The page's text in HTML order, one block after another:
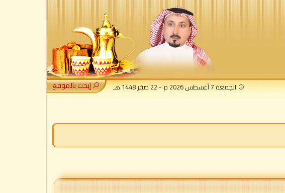
إبحث بالموقع
الجمعة 7 أغسطس 2026 م - 22 صفر 1448 هـ